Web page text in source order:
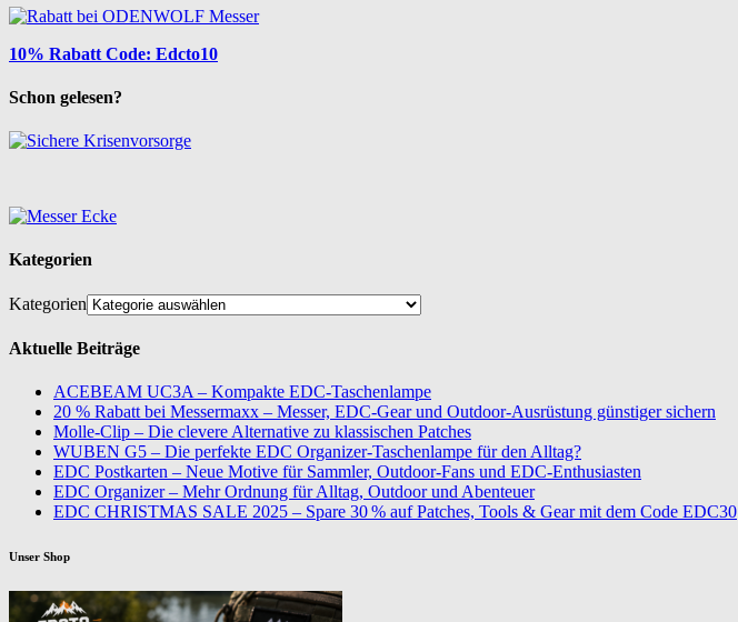
10% Rabatt Code: Edcto10
Schon gelesen?
Kategorien
Kategorien
Aktuelle Beiträge
ACEBEAM UC3A – Kompakte EDC-Taschenlampe
20 % Rabatt bei Messermaxx – Messer, EDC-Gear und Outdoor-Ausrüstung günstiger sichern
Molle-Clip – Die clevere Alternative zu klassischen Patches
WUBEN G5 – Die perfekte EDC Organizer-Taschenlampe für den Alltag?
EDC Postkarten – Neue Motive für Sammler, Outdoor-Fans und EDC-Enthusiasten
EDC Organizer – Mehr Ordnung für Alltag, Outdoor und Abenteuer
EDC CHRISTMAS SALE 2025 – Spare 30 % auf Patches, Tools & Gear mit dem Code EDC30
Unser Shop